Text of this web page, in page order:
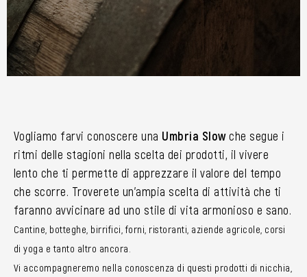
Vogliamo farvi conoscere una Umbria Slowche segue i
ritmi delle stagioni nella scelta dei prodotti, il vivere
lento che ti permette di apprezzare il valore del tempo
che scorre. Troverete un’ampia scelta di attività che ti
faranno avvicinare ad uno stile di vita armonioso e sano.
Cantine, botteghe, birrifici, forni, ristoranti, aziende agricole, corsi
di yoga e tanto altro ancora.
Vi accompagneremo nella conoscenza di questi prodotti di nicchia,